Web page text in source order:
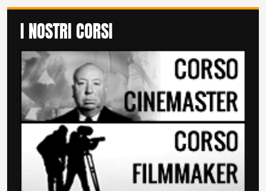
I NOSTRI CORSI